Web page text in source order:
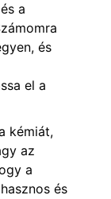
a
és
el a
kémiát,
az
a
és